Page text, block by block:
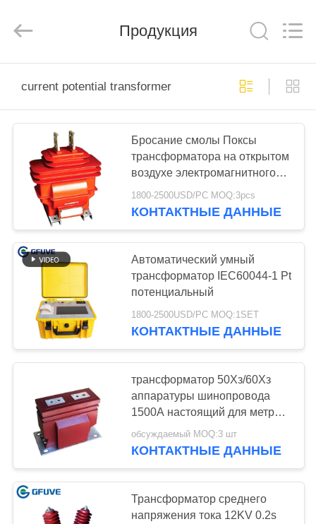
ПРОДУКТЫ
НАС
ПУТЕШЕСТВИЕ
ФАБРИКИ
ПРОВЕРКА
КАЧЕСТВА
СВЯЖИТЕСЬ
НОВОСТИ
СПРОСИТЕ
ЦИТАТУ
Transformer
Manufacturer
Продукция
current potential transformer
Бросание смолы Поксы
трансформатора на открытом
воздухе электромагнитного
прибора Э20КВ
потенциальное
1800-2500USD/PC MOQ:3pcs
КОНТАКТНЫЕ ДАННЫЕ
Автоматический умный
трансформатор IEC60044-1 Pt
потенциальный
1800-2500USD/PC MOQ:1SET
КОНТАКТНЫЕ ДАННЫЕ
трансформатор 50Хз/60Хз
аппаратуры шинопровода
1500А настоящий для метра
силы
обсуждаемый MOQ:3 шт
КОНТАКТНЫЕ ДАННЫЕ
Трансформатор среднего
напряжения тока 12KV 0.2s